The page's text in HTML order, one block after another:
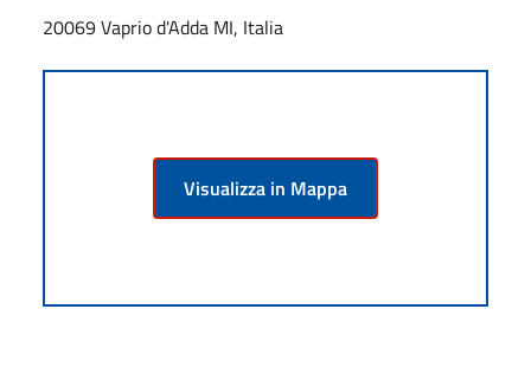
20069 Vaprio d'Adda MI, Italia
Visualizza in Mappa